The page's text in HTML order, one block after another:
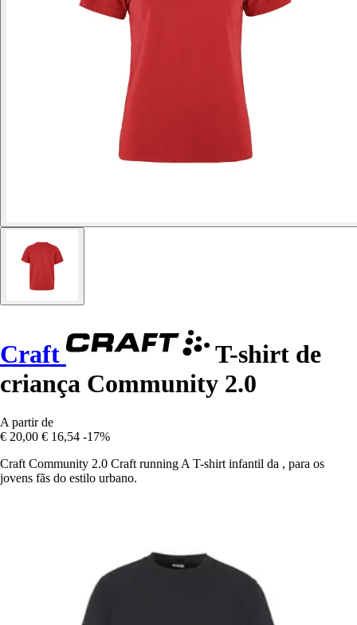
Craft
T-shirt de
criança Community 2.0
A partir de
€ 20,00 € 16,54 -17%
Craft Community 2.0 Craft running A T-shirt infantil da , para os
jovens fãs do estilo urbano.